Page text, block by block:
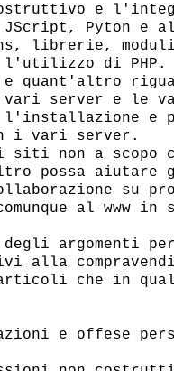
e
JScript, Pyton e
librerie,
l'utilizzo di PHP.
e quant'altro
vari server e le
e
i vari server.
siti non a scopo
possa aiutare
su
al www in
argomenti
alla
che in
e offese